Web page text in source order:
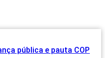
pública e pauta COP